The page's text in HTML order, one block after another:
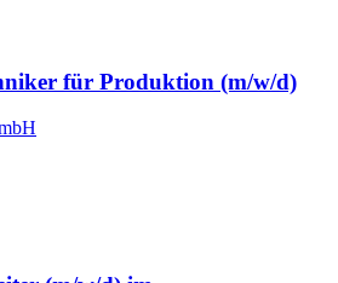
für Produktion (m/w/d)